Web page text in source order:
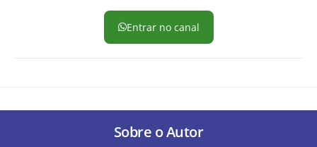
Entrar no canal
Sobre o Autor